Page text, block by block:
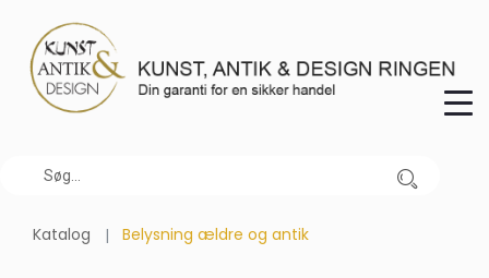
Katalog Belysning ældre og antik